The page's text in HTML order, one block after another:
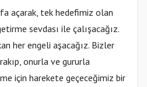
açarak, tek hedefimiz olan
sevdası ile çalışacağız.
her engeli aşacağız. Bizler
onurla ve gururla
için harekete geçeceğimiz bir